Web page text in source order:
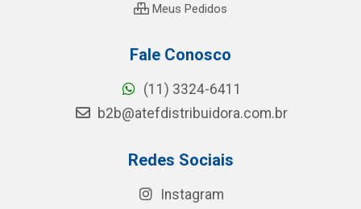
Meus Pedidos
Fale Conosco
(11) 3324-6411
b2b@atefdistribuidora.com.br
Redes Sociais
Instagram